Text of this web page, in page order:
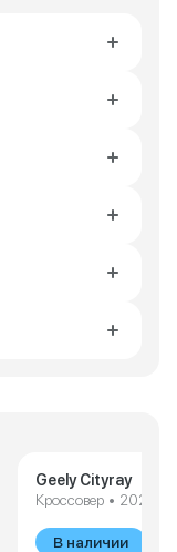
Geely Cityray
Кроссовер • 2026
В наличии